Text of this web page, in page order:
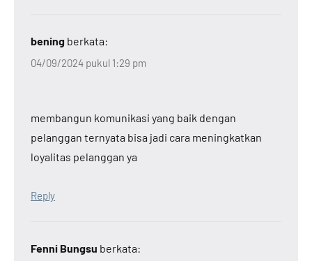
bening berkata:
04/09/2024 pukul 1:29 pm
membangun komunikasi yang baik dengan
pelanggan ternyata bisa jadi cara meningkatkan
loyalitas pelanggan ya
Reply
Fenni Bungsu berkata: